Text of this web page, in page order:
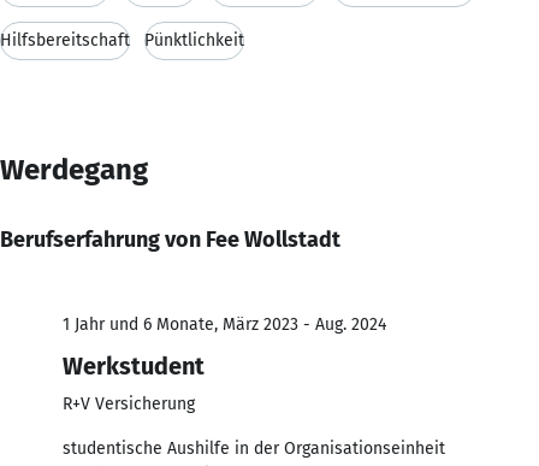
Hilfsbereitschaft Pünktlichkeit
Werdegang
Berufserfahrung von Fee Wollstadt
1 Jahr und 6 Monate, März 2023 - Aug. 2024
Werkstudent
R+V Versicherung
studentische Aushilfe in der Organisationseinheit